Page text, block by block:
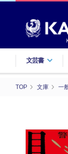
文芸書
TOP 文庫 一